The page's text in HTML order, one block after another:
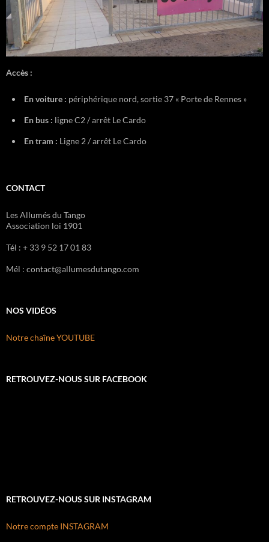
Accès :
En voiture : périphérique nord, sortie 37 « Porte de Rennes »
En bus : ligne C2 / arrêt Le Cardo
En tram : Ligne 2 / arrêt Le Cardo
CONTACT
Les Allumés du Tango
Association loi 1901
Tél : + 33 9 52 17 01 83
Mél : contact@allumesdutango.com
NOS VIDÉOS
Notre chaîne YOUTUBE
RETROUVEZ-NOUS SUR FACEBOOK
RETROUVEZ-NOUS SUR INSTAGRAM
Notre compte INSTAGRAM